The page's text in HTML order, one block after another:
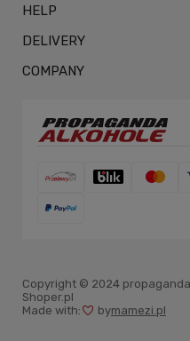
HELP
DELIVERY
COMPANY
Copyright © 2024
Shoper.pl
Made with:
bymamezi.pl